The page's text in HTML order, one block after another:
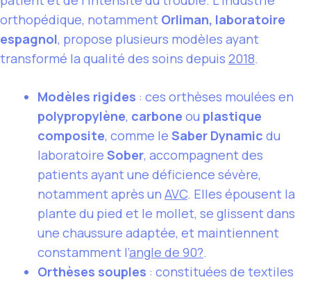
orthopédique, notamment Orliman, laboratoire
espagnol, propose plusieurs modèles ayant
transformé la qualité des soins depuis 2018.
Modèles rigides : ces orthèses moulées en
polypropylène, carbone ou plastique
composite, comme le Saber Dynamic du
laboratoire Sober, accompagnent des
patients ayant une déficience sévère,
notamment après un AVC. Elles épousent la
plante du pied et le mollet, se glissent dans
une chaussure adaptée, et maintiennent
constamment l’angle de 90?.
Orthèses souples : constituées de textiles